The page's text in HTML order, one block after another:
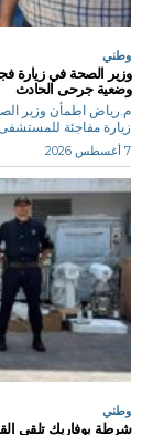
وطني
وزير الصحة في زيارة
وضعية جرحى الحادث
م.رياض اطمأن
زيارة مفاجئة
7 أغسطس 2026
وطني
شرطة بوفاريك تلقي